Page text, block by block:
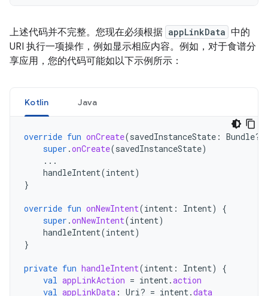
上述代码并不完整。您现在必须根据 appLinkData 中的
URI 执行一项操作，例如显示相应内容。例如，对于食谱分
享应用，您的代码可能如以下示例所示：
Kotlin Java
override fun onCreate(savedInstanceState : Bundle?)
super .onCreate(savedInstanceState)
...
handleIntent(intent)
}
override fun onNewIntent(intent : Intent)
{
super .onNewIntent(intent)
handleIntent(intent)
}
private fun handleIntent(intent : Intent)
{
val appLinkAction = intent.action
val appLinkData : Uri? = intent.data